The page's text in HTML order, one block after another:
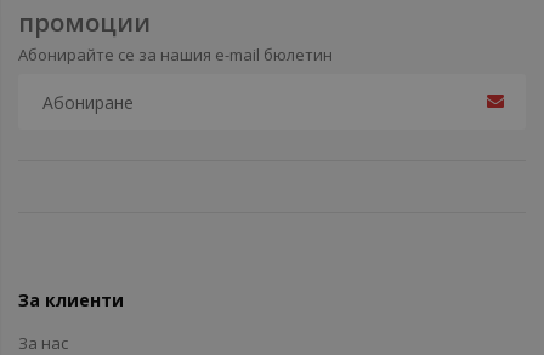
промоции
Абонирайте се за нашия e-mail бюлетин
За клиенти
За нас